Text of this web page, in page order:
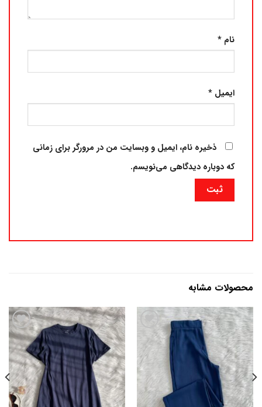
نام *
ایمیل *
ذخیره نام، ایمیل و وبسایت من در مرورگر برای زمانی
که دوباره دیدگاهی می‌نویسم.
محصولات مشابه
افزودن
به
علاقه
مندی
ها
افزودن
به
علاقه
مندی
ها